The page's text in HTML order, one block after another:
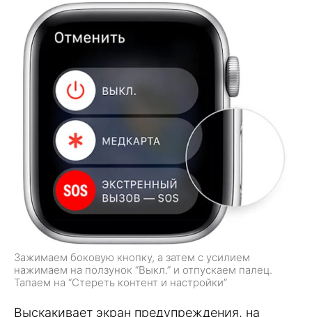
Зажимаем боковую кнопку, а затем с усилием
нажимаем на ползунок “Выкл.” и отпускаем палец.
Тапаем на “Стереть контент и настройки”
Выскакивает экран предупреждения, на